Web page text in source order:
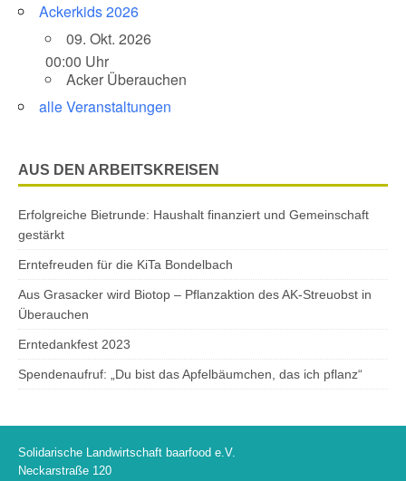
Ackerkids 2026
09. Okt. 2026
00:00 Uhr
Acker Überauchen
alle Veranstaltungen
AUS DEN ARBEITSKREISEN
Erfolgreiche Bietrunde: Haushalt finanziert und Gemeinschaft
gestärkt
Erntefreuden für die KiTa Bondelbach
Aus Grasacker wird Biotop – Pflanzaktion des AK-Streuobst in
Überauchen
Erntedankfest 2023
Spendenaufruf: „Du bist das Apfelbäumchen, das ich pflanz“
Solidarische Landwirtschaft baarfood e.V.
Neckarstraße 120